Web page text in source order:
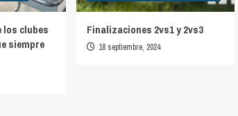
los clubes
siempre
Finalizaciones 2vs1 y 2vs3
18 septiembre, 2024